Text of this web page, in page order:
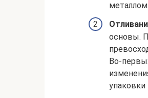
металлом.
основы.
Во-
упаковки